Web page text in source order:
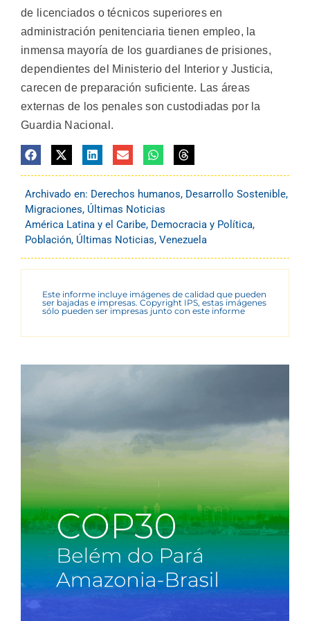
de licenciados o técnicos superiores en
administración penitenciaria tienen empleo, la
inmensa mayoría de los guardianes de prisiones,
dependientes del Ministerio del Interior y Justicia,
carecen de preparación suficiente. Las áreas
externas de los penales son custodiadas por la
Guardia Nacional.
Archivado en: Derechos humanos, Desarrollo Sostenible,
Migraciones, Últimas Noticias
América Latina y el Caribe, Democracia y Política,
Población, Últimas Noticias, Venezuela
Este informe incluye imágenes de calidad que pueden
ser bajadas e impresas. Copyright IPS, estas imágenes
sólo pueden ser impresas junto con este informe